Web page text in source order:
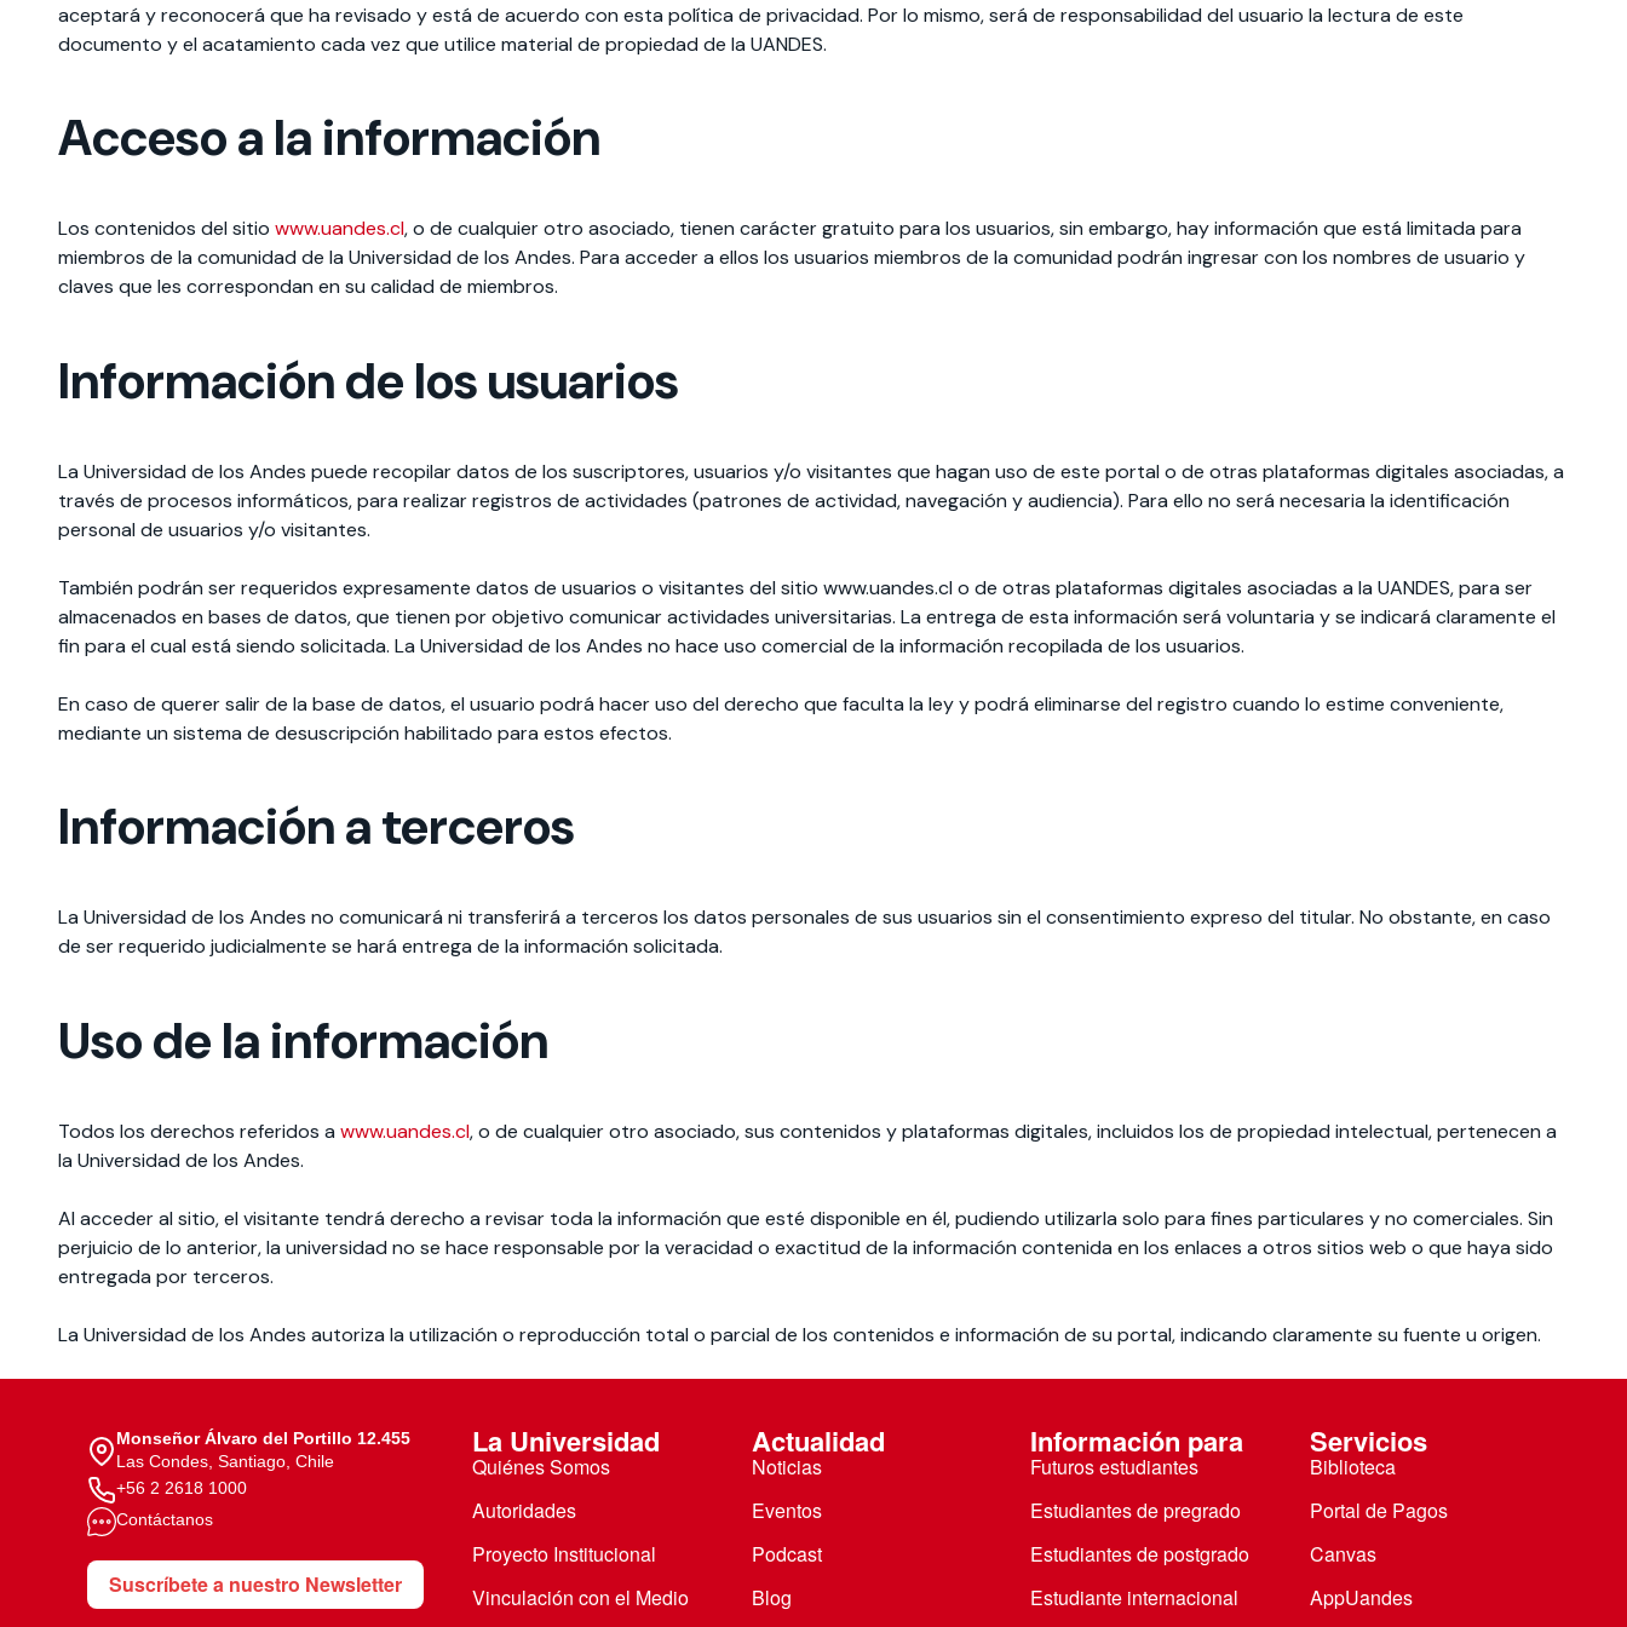
Te puede interesar:International students Facultades
Te puede interesar:Explora el campus UandesNoticias estudiantiles
aceptará y reconocerá que ha revisado y está de acuerdo con esta política de privacidad. Por lo mismo, será de responsabilidad del usuario la lectura de este
documento y el acatamiento cada vez que utilice material de propiedad de la UANDES.
Acceso a la información
Los contenidos del sitio www.uandes.cl, o de cualquier otro asociado, tienen carácter gratuito para los usuarios, sin embargo, hay información que está limitada para
miembros de la comunidad de la Universidad de los Andes. Para acceder a ellos los usuarios miembros de la comunidad podrán ingresar con los nombres de usuario y
claves que les correspondan en su calidad de miembros.
Información de los usuarios
La Universidad de los Andes puede recopilar datos de los suscriptores, usuarios y/o visitantes que hagan uso de este portal o de otras plataformas digitales asociadas, a
través de procesos informáticos, para realizar registros de actividades (patrones de actividad, navegación y audiencia). Para ello no será necesaria la identificación
personal de usuarios y/o visitantes.
También podrán ser requeridos expresamente datos de usuarios o visitantes del sitio www.uandes.cl o de otras plataformas digitales asociadas a la UANDES, para ser
almacenados en bases de datos, que tienen por objetivo comunicar actividades universitarias. La entrega de esta información será voluntaria y se indicará claramente el
fin para el cual está siendo solicitada. La Universidad de los Andes no hace uso comercial de la información recopilada de los usuarios.
En caso de querer salir de la base de datos, el usuario podrá hacer uso del derecho que faculta la ley y podrá eliminarse del registro cuando lo estime conveniente,
mediante un sistema de desuscripción habilitado para estos efectos.
Información a terceros
La Universidad de los Andes no comunicará ni transferirá a terceros los datos personales de sus usuarios sin el consentimiento expreso del titular. No obstante, en caso
de ser requerido judicialmente se hará entrega de la información solicitada.
Uso de la información
Todos los derechos referidos a www.uandes.cl, o de cualquier otro asociado, sus contenidos y plataformas digitales, incluidos los de propiedad intelectual, pertenecen a
la Universidad de los Andes.
Al acceder al sitio, el visitante tendrá derecho a revisar toda la información que esté disponible en él, pudiendo utilizarla solo para fines particulares y no comerciales. Sin
perjuicio de lo anterior, la universidad no se hace responsable por la veracidad o exactitud de la información contenida en los enlaces a otros sitios web o que haya sido
entregada por terceros.
La Universidad de los Andes autoriza la utilización o reproducción total o parcial de los contenidos e información de su portal, indicando claramente su fuente u origen.
Monseñor Álvaro del Portillo 12.455
Las Condes, Santiago, Chile
+56 2 2618 1000
Contáctanos
Suscríbete a nuestro Newsletter
La Universidad
Quiénes Somos
Autoridades
Proyecto Institucional
Vinculación con el Medio
Actualidad
Noticias
Eventos
Podcast
Blog
Información para
Futuros estudiantes
Estudiantes de pregrado
Estudiantes de postgrado
Estudiante internacional
Servicios
Biblioteca
Portal de Pagos
Canvas
AppUandes